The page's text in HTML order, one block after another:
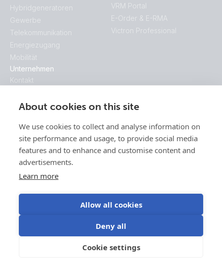
About cookies on this site
We use cookies to collect and analyse information on
site performance and usage, to provide social media
features and to enhance and customise content and
advertisements.
Learn more
Allow all cookies
Deny all
Cookie settings
Downloads
Software
Technische Informationen
Gehäuseabmessungen
Hybridgeneratoren
Gewerbe
Telekommunikation
Energiezugang
Mobilität
Unternehmen
Kontakt
Das ist Victron
Jobs
Presse
Finden Sie Ihren Vertriebsleiter
VRM Portal
E-Order & E-RMA
Victron Professional